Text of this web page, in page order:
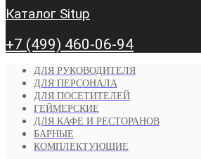
Каталог Situp
+7 (499) 460-06-94
ДЛЯ РУКОВОДИТЕЛЯ
ДЛЯ ПЕРСОНАЛА
ДЛЯ ПОСЕТИТЕЛЕЙ
ГЕЙМЕРСКИЕ
ДЛЯ КАФЕ И РЕСТОРАНОВ
БАРНЫЕ
КОМПЛЕКТУЮЩИЕ